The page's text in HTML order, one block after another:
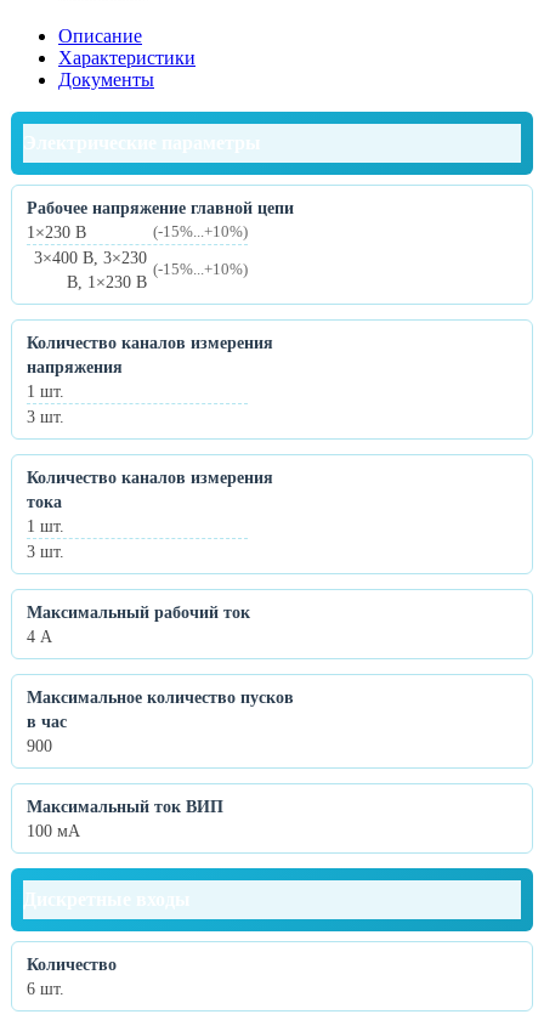
Описание
Характеристики
Документы
Рабочее напряжение главной цепи
1×230 В
(-15%...+10%)
3×400 В, 3×230
В, 1×230 В
(-15%...+10%)
Количество каналов измерения
напряжения
1 шт.
3 шт.
Количество каналов измерения
тока
1 шт.
3 шт.
Максимальный рабочий ток
4 А
Максимальное количество пусков
в час
900
Максимальный ток ВИП
100 мА
Количество
6 шт.